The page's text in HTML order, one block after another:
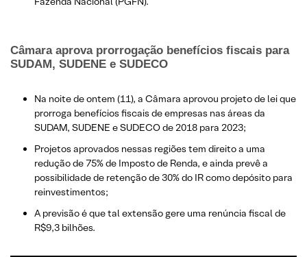
Câmara aprova prorrogação benefícios fiscais para
SUDAM, SUDENE e SUDECO
​Na noite de ontem (11), a Câmara aprovou projeto de lei que
prorroga benefícios fiscais de empresas nas áreas da
SUDAM, SUDENE e SUDECO de 2018 para 2023;
Projetos aprovados nessas regiões tem direito a uma
redução de 75% de Imposto de Renda, e ainda prevê a
possibilidade de retenção de 30% do IR como depósito para
reinvestimentos;
A previsão é que tal extensão gere uma renúncia fiscal de
R$9,3 bilhões.